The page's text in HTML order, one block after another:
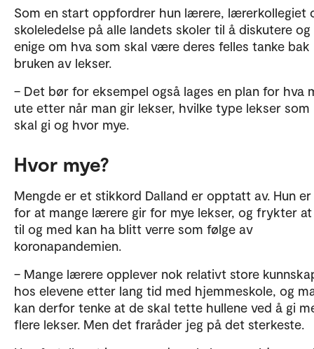
Som en start oppfordrer hun lærere, lærerkollegiet
skoleledelse på alle landets skoler til å diskutere og
enige om hva som skal være deres felles tanke bak
bruken av lekser.
– Det bør for eksempel også lages en plan for hva
ute etter når man gir lekser, hvilke type lekser som
skal gi og hvor mye.
Hvor mye?
Mengde er et stikkord Dalland er opptatt av. Hun
for at mange lærere gir for mye lekser, og frykter
til og med kan ha blitt verre som følge av
koronapandemien.
– Mange lærere opplever nok relativt store
hos elevene etter lang tid med hjemmeskole, og
kan derfor tenke at de skal tette hullene ved å gi
flere lekser. Men det fraråder jeg på det sterkeste.